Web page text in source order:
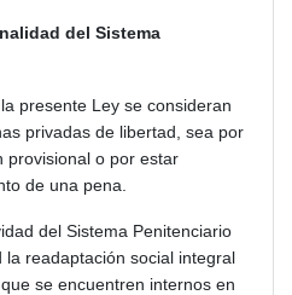
del Sistema
presente Ley se consideran
privadas de libertad, sea por
provisional o por estar
de una pena.
del Sistema Penitenciario
la readaptación social integral
se encuentren internos en